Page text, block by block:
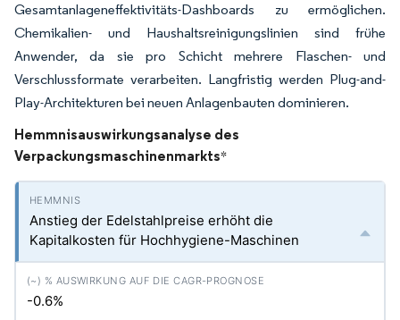
Gesamtanlageneffektivitäts-Dashboards zu ermöglichen.
Chemikalien- und Haushaltsreinigungslinien sind frühe
Anwender, da sie pro Schicht mehrere Flaschen- und
Verschlussformate verarbeiten. Langfristig werden Plug-and-
Play-Architekturen bei neuen Anlagenbauten dominieren.
Hemmnisauswirkungsanalyse des
Verpackungsmaschinenmarkts*
Anstieg der Edelstahlpreise erhöht die
Kapitalkosten für Hochhygiene-Maschinen
-0.6%